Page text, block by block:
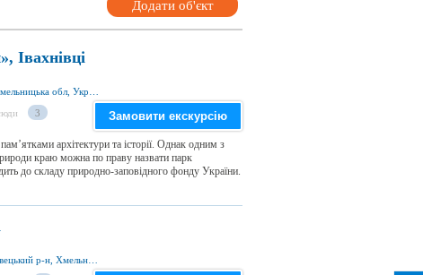
Додати об'єкт
Івахнівці
3 Замовити екскурсію
архітектури та історії. Однак одним з
краю можна по праву назвати парк
до складу природно-заповiдного фонду України.